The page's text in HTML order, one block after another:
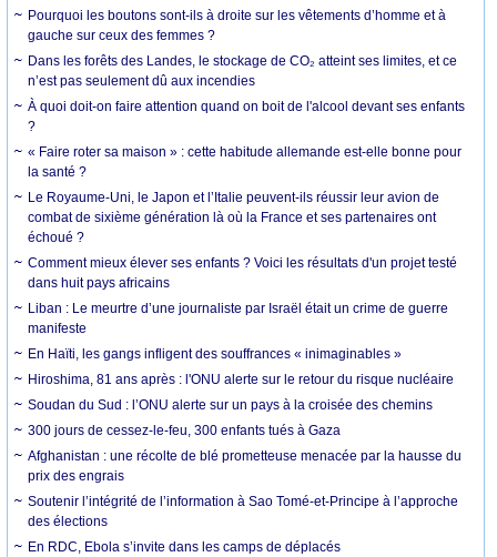
Pourquoi les boutons sont-ils à droite sur les vêtements d’homme et à
gauche sur ceux des femmes ?
Dans les forêts des Landes, le stockage de CO₂ atteint ses limites, et ce
n’est pas seulement dû aux incendies
À quoi doit-on faire attention quand on boit de l'alcool devant ses enfants
?
« Faire roter sa maison » : cette habitude allemande est-elle bonne pour
la santé ?
Le Royaume-Uni, le Japon et l’Italie peuvent-ils réussir leur avion de
combat de sixième génération là où la France et ses partenaires ont
échoué ?
Comment mieux élever ses enfants ? Voici les résultats d'un projet testé
dans huit pays africains
Liban : Le meurtre d’une journaliste par Israël était un crime de guerre
manifeste
En Haïti, les gangs infligent des souffrances « inimaginables »
Hiroshima, 81 ans après : l'ONU alerte sur le retour du risque nucléaire
Soudan du Sud : l’ONU alerte sur un pays à la croisée des chemins
300 jours de cessez-le-feu, 300 enfants tués à Gaza
Afghanistan : une récolte de blé prometteuse menacée par la hausse du
prix des engrais
Soutenir l’intégrité de l’information à Sao Tomé-et-Principe à l’approche
des élections
En RDC, Ebola s’invite dans les camps de déplacés